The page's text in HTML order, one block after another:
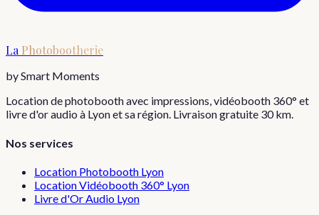
LaPhotobootherie
by Smart Moments
Location de photobooth avec impressions, vidéobooth 360° et
livre d'or audio à Lyon et sa région. Livraison gratuite 30 km.
Nos services
Location Photobooth Lyon
Location Vidéobooth 360° Lyon
Livre d'Or Audio Lyon